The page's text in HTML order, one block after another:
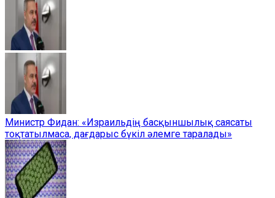
Министр Фидан: «Израильдің басқыншылық саясаты
тоқтатылмаса, дағдарыс бүкіл әлемге таралады»